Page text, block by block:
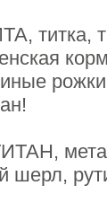
титка,
шерл,